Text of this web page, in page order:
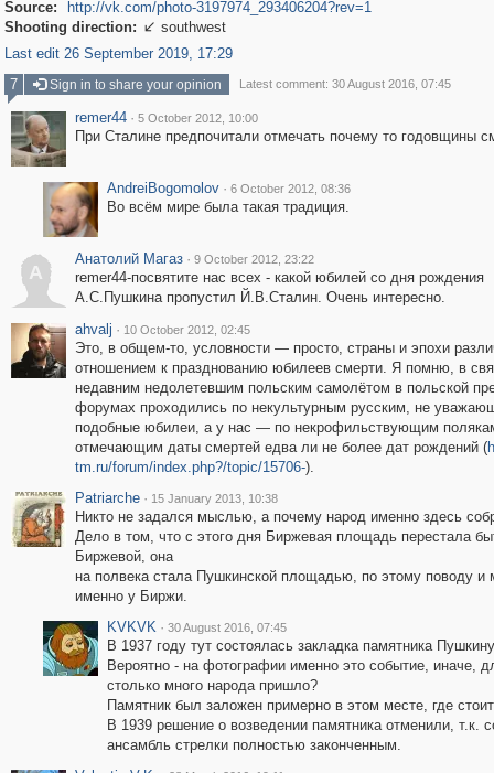
Source:
http://vk.com/photo-3197974_293406204?rev=1
Shooting direction:  southwest
Last edit 26 September 2019, 17:29
7
Sign in to share your opinion Latest comment: 30 August 2016, 07:45
remer44 · 5 October 2012, 10:00
При Сталине предпочитали отмечать почему то годовщины
AndreiBogomolov · 6 October 2012, 08:36
Во всём мире была такая традиция.
А
Анатолий Магаз · 9 October 2012, 23:22
remer44-посвятите нас всех - какой юбилей со дня рождения
А.С.Пушкина пропустил Й.В.Сталин. Очень интересно.
ahvalj · 10 October 2012, 02:45
Это, в общем-то, условности — просто, страны и эпохи
отношением к празднованию юбилеев смерти. Я помню, в
недавним недолетевшим польским самолётом в польской
форумах проходились по некультурным русским, не
подобные юбилеи, а у нас — по некрофильствующим
отмечающим даты смертей едва ли не более дат рождений (
tm.ru/forum/index.php?/topic/15706-).
Patriarche · 15 January 2013, 10:38
Никто не задался мыслью, а почему народ именно здесь
Дело в том, что с этого дня Биржевая площадь перестала
Биржевой, она
на полвека стала Пушкинской площадью, по этому поводу и
именно у Биржи.
KVKVK · 30 August 2016, 07:45
В 1937 году тут состоялась закладка памятника
Вероятно - на фотографии именно это событие, иначе,
столько много народа пришло?
Памятник был заложен примерно в этом месте, где
В 1939 решение о возведении памятника отменили, т.к.
ансамбль стрелки полностью законченным.